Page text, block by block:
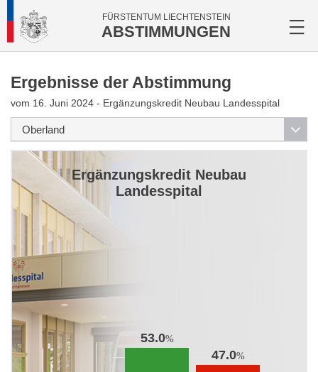
FÜRSTENTUM LIECHTENSTEIN
ABSTIMMUNGEN
Ergebnisse der Abstimmung
vom 16. Juni 2024 - Ergänzungskredit Neubau Landesspital
Ergänzungskredit Neubau
Landesspital
53.0%
47.0%